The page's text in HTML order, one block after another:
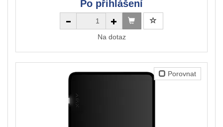
Po přihlášení
Na dotaz
Porovnat